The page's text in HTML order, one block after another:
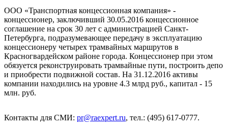
ООО «Транспортная концессионная компания» -
концессионер, заключивший 30.05.2016 концессионное
соглашение на срок 30 лет с администрацией Санкт-
Петербурга, подразумевающее передачу в эксплуатацию
концессионеру четырех трамвайных маршрутов в
Красногвардейском районе города. Концессионер при этом
обязуется реконструировать трамвайные пути, построить депо
и приобрести подвижной состав. На 31.12.2016 активы
компании находились на уровне 4.3 млрд руб., капитал - 15
млн. руб.
Контакты для СМИ: pr@raexpert.ru, тел.: (495) 617-0777.